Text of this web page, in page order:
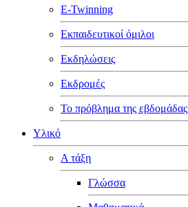
E-Twinning
Εκπαιδευτικοί όμιλοι
Εκδηλώσεις
Εκδρομές
Το πρόβλημα της εβδομάδας
Υλικό
Α τάξη
Γλώσσα